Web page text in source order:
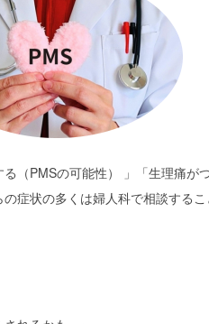
（PMSの可能性） 」「生理痛が
症状の多くは婦人科で相談する